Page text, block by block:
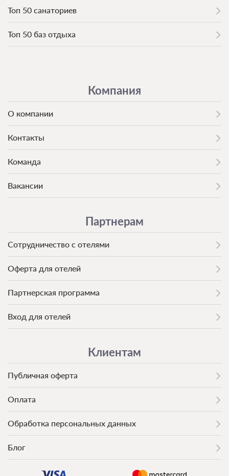
Топ 50 санаториев
Топ 50 баз отдыха
Компания
О компании
Контакты
Команда
Вакансии
Партнерам
Сотрудничество с отелями
Оферта для отелей
Партнерская программа
Вход для отелей
Клиентам
Публичная оферта
Оплата
Обработка персональных данных
Блог